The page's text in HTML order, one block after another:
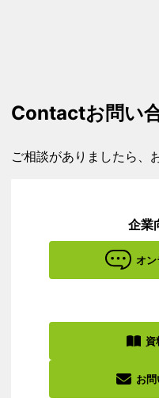
Contactお問い
ご相談がありましたら、
企業
オン
資
お